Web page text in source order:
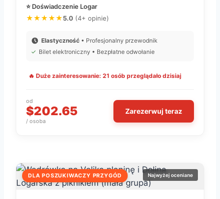
⭐ Doświadczenie Logar
★★★★★5.0 (4+ opinie)
Elastyczność • Profesjonalny przewodnik
✓ Bilet elektroniczny • Bezpłatne odwołanie
🔥 Duże zainteresowanie: 21 osób przeglądało dzisiaj
od
$202.65
/ osoba
Zarezerwuj teraz
DLA POSZUKIWACZY PRZYGÓD Najwyżej oceniane